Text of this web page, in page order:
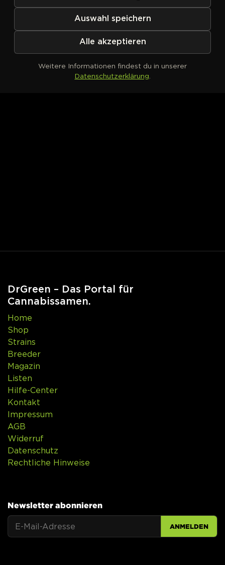
Kein Produkt definiert
DrGreen – Das Portal für
Cannabissamen.
Home
Shop
Strains
Breeder
Magazin
Listen
Hilfe-Center
Kontakt
Impressum
AGB
Widerruf
Datenschutz
Rechtliche Hinweise
Newsletter abonnieren
ANMELDEN
Auswahl speichern
Alle akzeptieren
Weitere Informationen findest du in unserer
Datenschutzerklärung